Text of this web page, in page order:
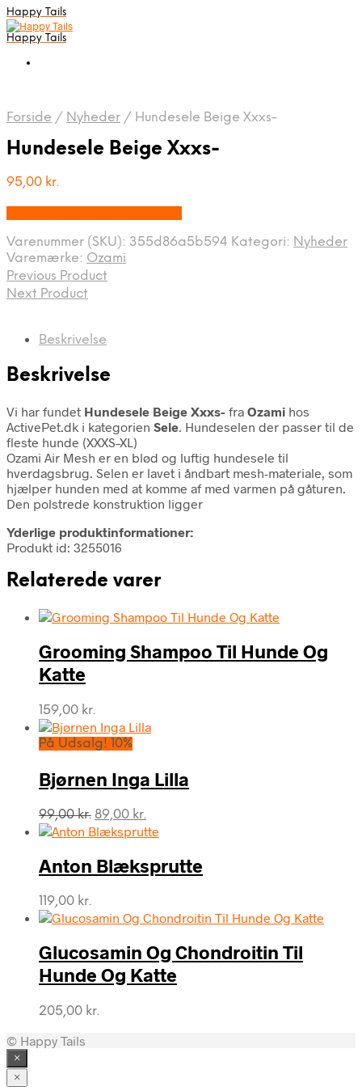
Happy Tails
Happy Tails
Forside / Nyheder / Hundesele Beige Xxxs-
Hundesele Beige Xxxs-
95,00 kr.
Varenummer (SKU): 355d86a5b594 Kategori: Nyheder
Varemærke: Ozami
Previous Product
Next Product
Beskrivelse
Beskrivelse
Vi har fundet Hundesele Beige Xxxs- fra Ozami hos
ActivePet.dk i kategorien Sele. Hundeselen der passer til de
fleste hunde (XXXS–XL)
Ozami Air Mesh er en blød og luftig hundesele til
hverdagsbrug. Selen er lavet i åndbart mesh-materiale, som
hjælper hunden med at komme af med varmen på gåturen.
Den polstrede konstruktion ligger
Yderlige produktinformationer:
Produkt id: 3255016
Relaterede varer
Grooming Shampoo Til Hunde Og
Katte
159,00 kr.
På Udsalg! 10%
Bjørnen Inga Lilla
99,00kr. Den
oprindelige
var:
99,00 kr..
89,00 kr.
aktuelle
er:
89,00 kr..
Anton Blæksprutte
119,00 kr.
Glucosamin Og Chondroitin Til
Hunde Og Katte
205,00 kr.
© Happy Tails
×
×